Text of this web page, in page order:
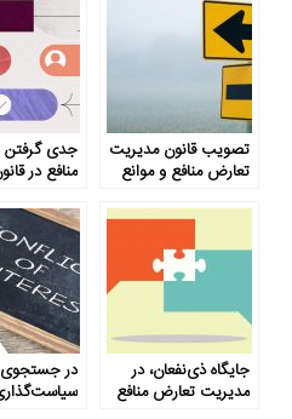
تصویب قانون مدیریت
تعارض منافع و موانع
جدی
منافع در
جایگاه ذی‌نفعان، در
مدیریت تعارض منافع
در